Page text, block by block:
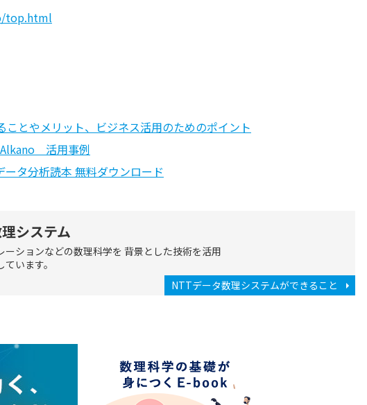
top.html
とやメリット、ビジネス活用のためのポイント
Alkano 活用事例
タ分析読本 無料ダウンロード
システム
ションなどの数理科学を 背景とした技術を活用
います。
NTTデータ数理システムができること